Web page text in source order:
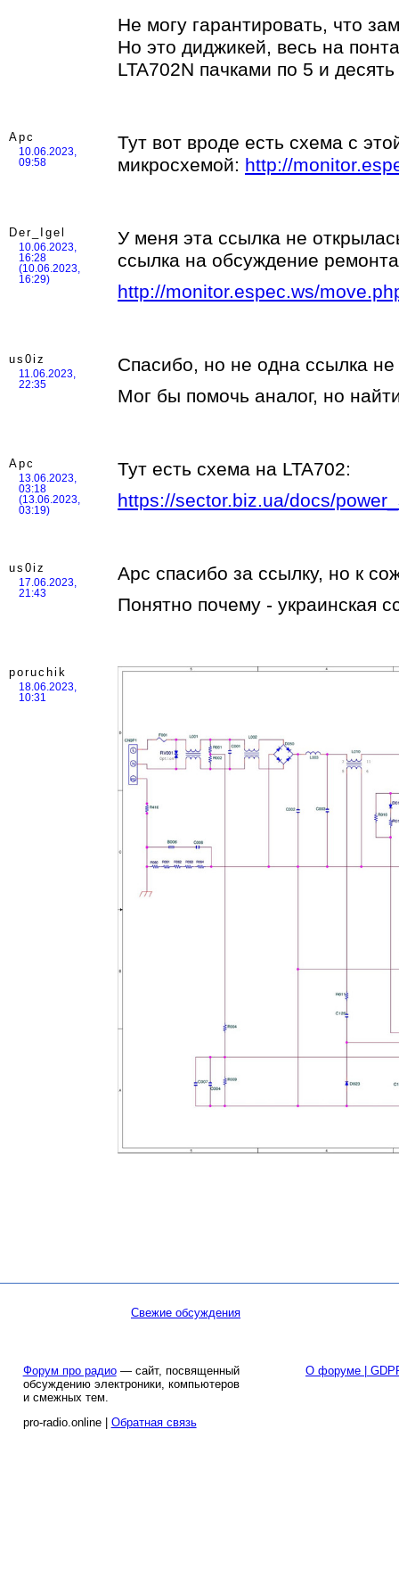
Не могу гарантировать, что
Но это диджикей, весь на
LTA702N пачками по 5 и
Арс
10.06.2023,
09:58
Тут вот вроде есть схема с
микросхемой: http://
Der_Igel
10.06.2023,
16:28
(10.06.2023,
16:29)
У меня эта ссылка не
ссылка на обсуждение
http://monitor.espec.ws/
us0iz
11.06.2023,
22:35
Спасибо, но не одна ссылка не
Мог бы помочь аналог, но
Арс
13.06.2023,
03:18
(13.06.2023,
03:19)
Тут есть схема на LTA702:
https://sector.biz.ua/docs/
us0iz
17.06.2023,
21:43
Арс спасибо за ссылку, но к
Понятно почему - украинская
poruchik
18.06.2023,
10:31
Свежие обсуждения
Форум про радио— сайт, посвященный
обсуждению электроники, компьютеров
и смежных тем.
pro-radio.online | Обратная связь
О форуме |